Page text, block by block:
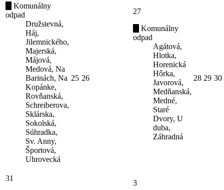
Komunálny
odpad
Družstevná,
Háj,
Jilemnického,
Majerská,
Májová,
Medová, Na
Barinách, Na
Kopánke,
Rovňanská,
Schreiberova,
Sklárska,
Sokolská,
Súhradka,
Sv. Anny,
Športová,
Uhrovecká
25 26
27
Komunálny
odpad
Agátová,
Hlotka,
Horenická
Hôrka,
Javorová,
Medňanská,
Medné,
Staré
Dvory, U
duba,
Záhradná
28 29 30
31
3